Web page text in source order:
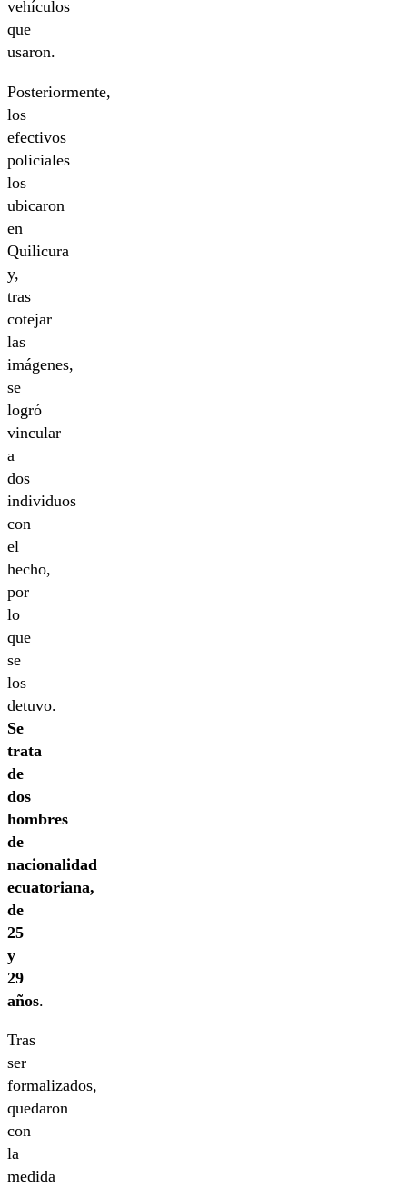
vehículos
que
usaron.
Posteriormente,
los
efectivos
policiales
los
ubicaron
en
Quilicura
y,
tras
cotejar
las
imágenes,
se
logró
vincular
a
dos
individuos
con
el
hecho,
por
lo
que
se
los
detuvo.
Se
trata
de
dos
hombres
de
nacionalidad
ecuatoriana,
de
25
y
29
años.
Tras
ser
formalizados,
quedaron
con
la
medida